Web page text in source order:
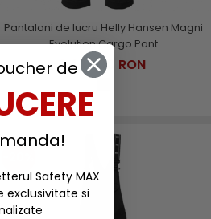
Pantaloni de lucru Helly Hansen Magni
Evolution Cargo Pant
1.447,00 RON
de
Safety MAX
exclusivitate si